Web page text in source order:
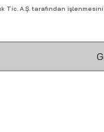
Tic. A.Ş. tarafından